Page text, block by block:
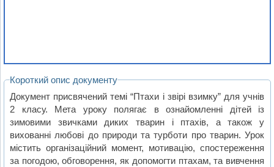
Короткий опис документу
Документ присвячений темі “Птахи і звірі взимку” для учнів
2 класу. Мета уроку полягає в ознайомленні дітей із
зимовими звичками диких тварин і птахів, а також у
вихованні любові до природи та турботи про тварин. Урок
містить організаційний момент, мотивацію, спостереження
за погодою, обговорення, як допомогти птахам, та вивчення